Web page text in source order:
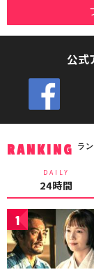
公式
RANKING ラ
DAILY
24時間
1